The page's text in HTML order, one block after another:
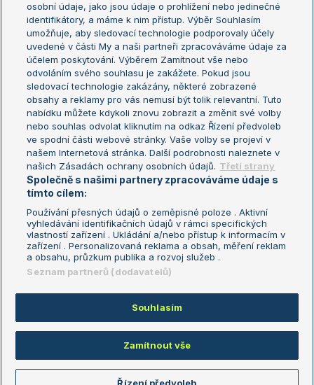
Žebříček WTA (ženy)
Sázkařský žebříček
French Open
Wimbledon
US Open
Turnaj mistrů
Turnaj mistryň
Aktualní trendy
Fotbalové přestupy
Livesport Daily
LS Prague Open
Podmínky užití
Nastavení soukromí
GDPR a žurnalistika
Reklama
Kontakt
Informace o zpracování osobních
údajů
Copyright © 2008-2026 TenisPortal.cz. Využíváme zpravodajství ČTK.
osobní údaje, jako jsou údaje o prohlížení nebo jedinečné
identifikátory, a máme k nim přístup. Výběr Souhlasím
umožňuje, aby sledovací technologie podporovaly účely
uvedené v části My a naši partneři zpracováváme údaje za
účelem poskytování. Výběrem Zamítnout vše nebo
odvoláním svého souhlasu je zakážete. Pokud jsou
sledovací technologie zakázány, některé zobrazené
obsahy a reklamy pro vás nemusí být tolik relevantní. Tuto
nabídku můžete kdykoli znovu zobrazit a změnit své volby
nebo souhlas odvolat kliknutím na odkaz Řízení předvoleb
ve spodní části webové stránky. Vaše volby se projeví v
našem Internetová stránka. Další podrobnosti naleznete v
našich Zásadách ochrany osobních údajů. Třetí strany
Společně s našimi partnery zpracováváme údaje s
tímto cílem:
Používání přesných údajů o zeměpisné poloze . Aktivní
vyhledávání identifikačních údajů v rámci specifických
vlastností zařízení . Ukládání a/nebo přístup k informacím v
zařízení . Personalizovaná reklama a obsah, měření reklam
a obsahu, průzkum publika a rozvoj služeb .
Seznam partnerů (dodavatelů)
Souhlasím
Zamítnout vše